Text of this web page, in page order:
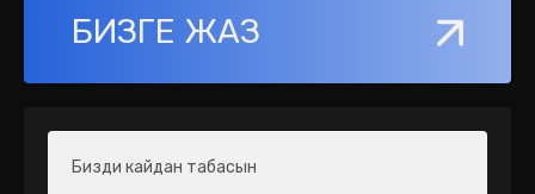
БИЗГЕ ЖАЗ
Бизди кайдан табасын